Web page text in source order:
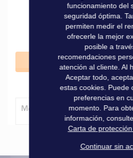
Añadir al
Método de entrega
funcionamiento del
seguridad óptima.
permiten medir el
ofrecerle la mejor
posible a
recomendaciones
atención al cliente. Al
Aceptar todo,
estas cookies. Puede
preferencias en
momento. Para
información,
Carta de
Continuar sin